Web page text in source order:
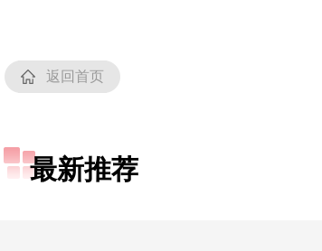
返回首页
最新推荐